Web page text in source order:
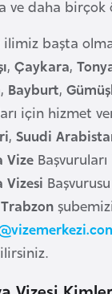
ve daha birçok
ilimiz başta
, Çaykara,
, Bayburt,
için hizmet
, Suudi
Vize
Vizesi